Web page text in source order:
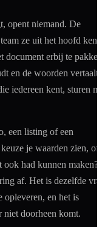
opent niemand. De
ze uit het hoofd kent
document erbij te
en de woorden vertaalt
iedereen kent, sturen
een listing of een
je waarden zien, of
had kunnen maken?
af. Het is dezelfde
en het is
niet doorheen komt.